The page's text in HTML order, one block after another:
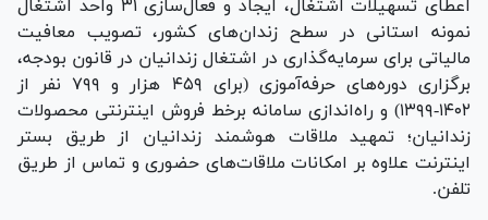
اعطای تسهیلات اشتغال، ایجاد و فعال‌سازی ۳۱ واحد اشتغال
نمونه استانی در سطح زندان‌های کشور، تصویب معافیت
مالیاتی برای سرمایه‌گذاری در اشتغال زندانیان در قانون بودجه،
برگزاری دوره‌های حرفه‌آموزی (برای ۴۵۹ هزار و ۷۹۹ نفر از
۱۴۰۲-۱۳۹۹) و راه‌اندازی سامانه برخط فروش اینترنتی محصولات
زندانیان؛ تمهید ملاقات هوشمند زندانیان از طریق بستر
اینترنت علاوه بر امکانات ملاقات‌های حضوری و تماس از طریق
تلفن.